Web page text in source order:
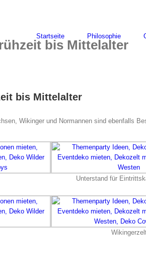
Startseite Philosophie
bis Mittelalter
bis Mittelalter
Wikinger und Normannen sind ebenfalls
Unterstand für